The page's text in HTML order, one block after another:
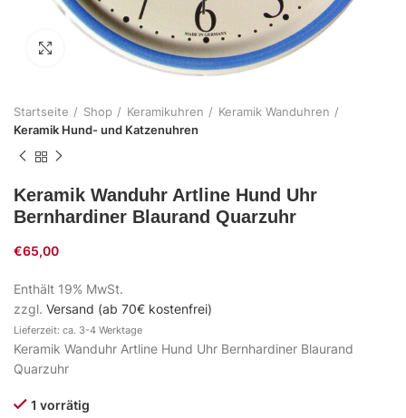
Zum Vergrößern klicken
Startseite Shop Keramikuhren
Keramik Wanduhren
Keramik Hund- und Katzenuhren
Keramik Wanduhr Artline Hund Uhr
Bernhardiner Blaurand Quarzuhr
€65,00
Enthält 19% MwSt.
zzgl. Versand (ab 70€ kostenfrei)
Lieferzeit: ca. 3-4 Werktage
Keramik Wanduhr Artline Hund Uhr Bernhardiner Blaurand
Quarzuhr
1 vorrätig